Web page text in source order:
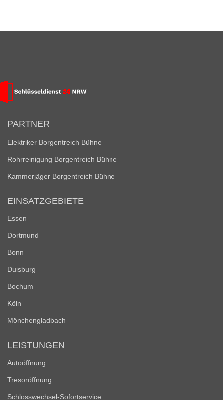
PARTNER
Elektriker Borgentreich Bühne
Rohrreinigung Borgentreich Bühne
Kammerjäger Borgentreich Bühne
EINSATZGEBIETE
Essen
Dortmund
Bonn
Duisburg
Bochum
Köln
Mönchengladbach
LEISTUNGEN
Autoöffnung
Tresoröffnung
Schlosswechsel-Sofortservice